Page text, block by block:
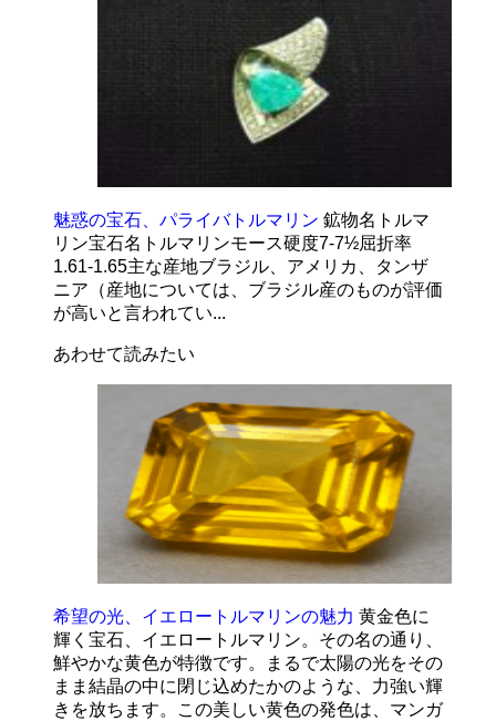
魅惑の宝石、パライバトルマリン 鉱物名トルマ
リン宝石名トルマリンモース硬度7-7½屈折率
1.61-1.65主な産地ブラジル、アメリカ、タンザ
ニア（産地については、ブラジル産のものが評価
が高いと言われてい...
あわせて読みたい
希望の光、イエロートルマリンの魅力 黄金色に
輝く宝石、イエロートルマリン。その名の通り、
鮮やかな黄色が特徴です。まるで太陽の光をその
まま結晶の中に閉じ込めたかのような、力強い輝
きを放ちます。この美しい黄色の発色は、マンガ